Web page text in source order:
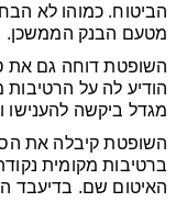
הביטוח. כמוהו לא
מטעם הבנק הממשכן.
השופטת דוחה גם את
הודיע לה על הרטיבות
מגדל ביקשה להענישו
השופטת קיבלה את
ברטיבות מקומית
האיטום שם. בדיעבד